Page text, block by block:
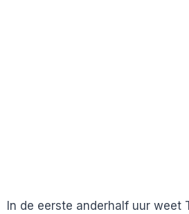
In de eerste anderhalf uur weet